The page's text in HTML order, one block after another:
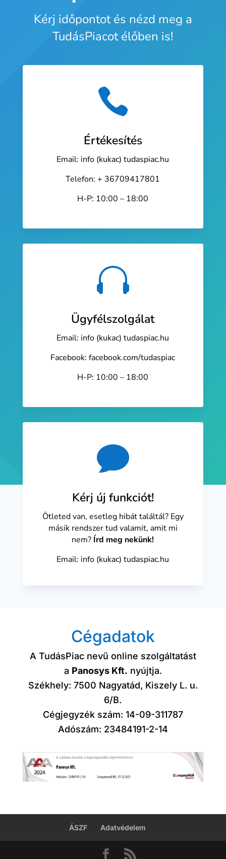
Kérj időpontot és nézd meg a
TudásPiacot élőben is!

Értékesítés
Email: info (kukac) tudaspiac.hu
Telefon: + 36709417801
H-P: 10:00 – 18:00

Ügyfélszolgálat
Email: info (kukac) tudaspiac.hu
Facebook: facebook.com/tudaspiac
H-P: 10:00 – 18:00

Kérj új funkciót!
Ötleted van, esetleg hibát találtál? Egy
másik rendszer tud valamit, amit mi
nem? Írd meg nekünk!
Email: info (kukac) tudaspiac.hu
Cégadatok
A TudásPiac nevű online szolgáltatást
a Panosys Kft. nyújtja.
Székhely: 7500 Nagyatád, Kiszely L. u.
6/B.
Cégjegyzék szám: 14-09-311787
Adószám: 23484191-2-14
ÁSZF Adatvédelem